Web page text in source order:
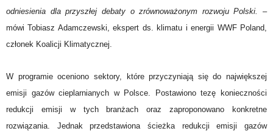
odniesienia dla przyszłej debaty o zrównoważonym rozwoju Polski.
–
mówi Tobiasz Adamczewski, ekspert ds. klimatu i energii WWF Poland,
członek Koalicji Klimatycznej.
W programie oceniono sektory, które przyczyniają się do największej
emisji gazów cieplarnianych w Polsce. Postawiono tezę konieczności
redukcji emisji w tych branżach oraz zaproponowano konkretne
rozwiązania. Jednak przedstawiona ścieżka redukcji emisji gazów